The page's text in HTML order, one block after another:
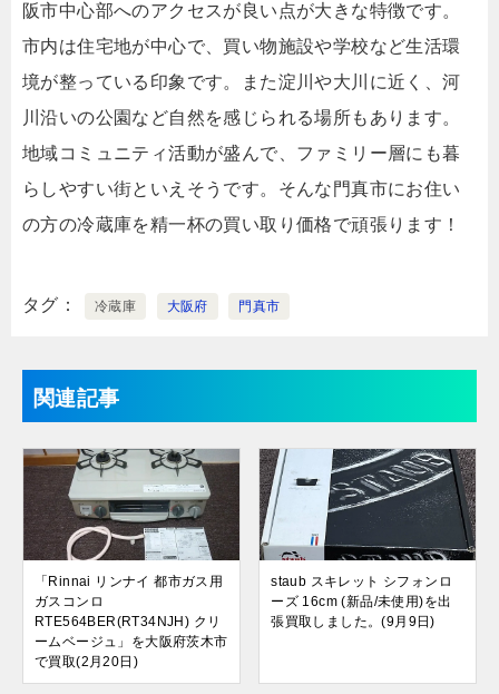
阪市中心部へのアクセスが良い点が大きな特徴です。
市内は住宅地が中心で、買い物施設や学校など生活環
境が整っている印象です。また淀川や大川に近く、河
川沿いの公園など自然を感じられる場所もあります。
地域コミュニティ活動が盛んで、ファミリー層にも暮
らしやすい街といえそうです。そんな門真市にお住い
の方の冷蔵庫を精一杯の買い取り価格で頑張ります！
タグ 冷蔵庫 大阪府 門真市
関連記事
「Rinnai リンナイ 都市ガス用
ガスコンロ
RTE564BER(RT34NJH) クリ
ームベージュ」を大阪府茨木市
で買取(2月20日)
staub スキレット シフォンロ
ーズ 16cm (新品/未使用)を出
張買取しました。(9月9日)